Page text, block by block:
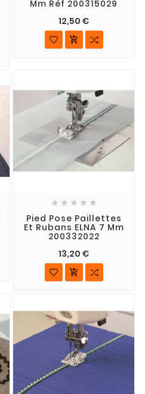
Mm Réf 200315029
12,50 €

    
Pied Pose Paillettes
Et Rubans ELNA 7 Mm
200332022
13,20 €
